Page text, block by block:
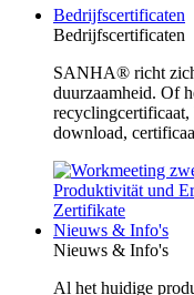
Bedrijfscertificaten
Bedrijfscertificaten
SANHA® richt zich
duurzaamheid. Of
download,
Nieuws & Info's
Nieuws & Info's
Al het huidige